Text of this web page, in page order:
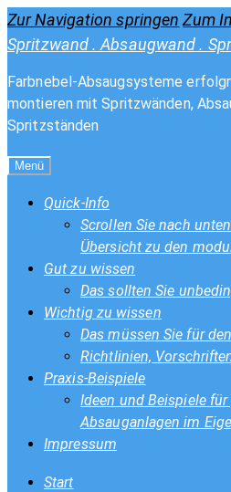
Zur Navigation springen Zum
Spritzwand . Absaugwand .
Farbnebel-Absaugsysteme
montieren mit Spritzwänden,
Spritzständen
Menü
Quick-Info
Scrollen Sie nach
Übersicht zu den
Gut zu wissen
Das sollten Sie
Wichtig zu wissen
Das müssen Sie für
Richtlinien,
Praxis-Beispiele
Ideen und Beispiele
Absauganlagen im
Impressum
Start